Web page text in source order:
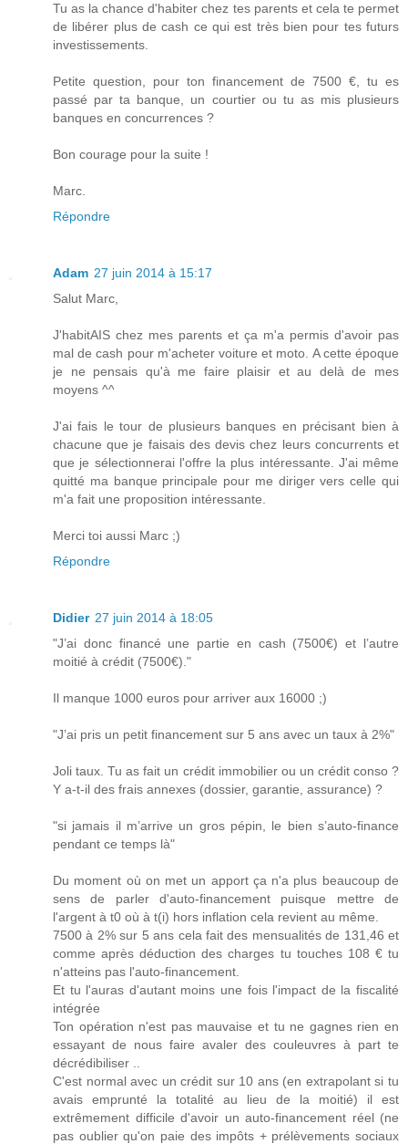
Tu as la chance d'habiter chez tes parents et cela te permet
de libérer plus de cash ce qui est très bien pour tes futurs
investissements.
Petite question, pour ton financement de 7500 €, tu es
passé par ta banque, un courtier ou tu as mis plusieurs
banques en concurrences ?
Bon courage pour la suite !
Marc.
Répondre
Adam 27 juin 2014 à 15:17
Salut Marc,
J'habitAIS chez mes parents et ça m'a permis d'avoir pas
mal de cash pour m'acheter voiture et moto. A cette époque
je ne pensais qu'à me faire plaisir et au delà de mes
moyens ^^
J'ai fais le tour de plusieurs banques en précisant bien à
chacune que je faisais des devis chez leurs concurrents et
que je sélectionnerai l'offre la plus intéressante. J'ai même
quitté ma banque principale pour me diriger vers celle qui
m'a fait une proposition intéressante.
Merci toi aussi Marc ;)
Répondre
Didier 27 juin 2014 à 18:05
"J’ai donc financé une partie en cash (7500€) et l’autre
moitié à crédit (7500€)."
Il manque 1000 euros pour arriver aux 16000 ;)
"J’ai pris un petit financement sur 5 ans avec un taux à 2%"
Joli taux. Tu as fait un crédit immobilier ou un crédit conso ?
Y a-t-il des frais annexes (dossier, garantie, assurance) ?
"si jamais il m’arrive un gros pépin, le bien s’auto-finance
pendant ce temps là"
Du moment où on met un apport ça n'a plus beaucoup de
sens de parler d'auto-financement puisque mettre de
l'argent à t0 où à t(i) hors inflation cela revient au même.
7500 à 2% sur 5 ans cela fait des mensualités de 131,46 et
comme après déduction des charges tu touches 108 € tu
n'atteins pas l'auto-financement.
Et tu l'auras d'autant moins une fois l'impact de la fiscalité
intégrée
Ton opération n'est pas mauvaise et tu ne gagnes rien en
essayant de nous faire avaler des couleuvres à part te
décrédibiliser ..
C'est normal avec un crédit sur 10 ans (en extrapolant si tu
avais emprunté la totalité au lieu de la moitié) il est
extrêmement difficile d'avoir un auto-financement réel (ne
pas oublier qu'on paie des impôts + prélèvements sociaux